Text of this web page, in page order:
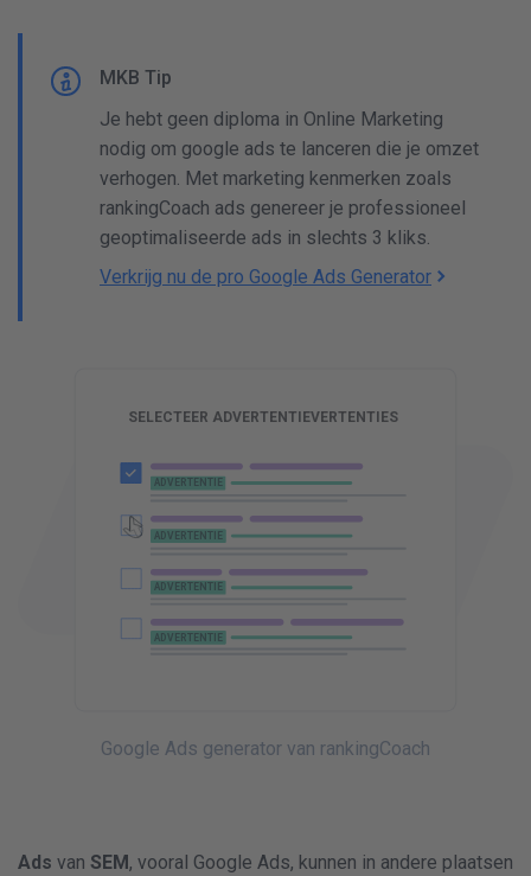
MKB Tip
Je hebt geen diploma in Online Marketing
nodig om google ads te lanceren die je omzet
verhogen. Met marketing kenmerken zoals
rankingCoach ads genereer je professioneel
geoptimaliseerde ads in slechts 3 kliks.
Verkrijg nu de pro Google Ads Generator
CIt
SELECTEER ADVERTENTIEVERTENTIES
ADVERTENTIE
ADVERTENTIE
ADVERTENTIE
ADVERTENTIE
ADVERTENTIE
ADVERTENTIE
ADVERTENTIE
ADVERTENTIE
ADVERTENTIE
ADVERTENTIE
Google Ads generator van rankingCoach
Ads van SEM , vooral Google Ads, kunnen in andere plaatsen